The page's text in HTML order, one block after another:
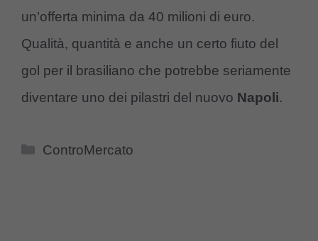
un’offerta minima da 40 milioni di euro.
Qualità, quantità e anche un certo fiuto del
gol per il brasiliano che potrebbe seriamente
diventare uno dei pilastri del nuovo Napoli.
Categorie
ControMercato